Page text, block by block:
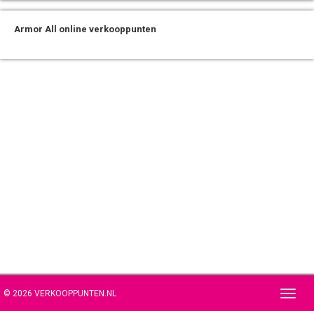
Armor All online verkooppunten
© 2026 VERKOOPPUNTEN.NL